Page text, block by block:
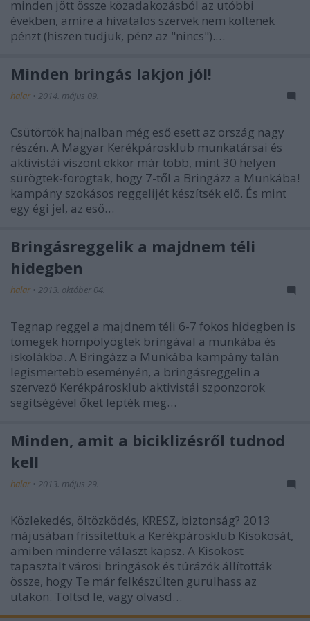
minden jött össze közadakozásból az utóbbi
években, amire a hivatalos szervek nem költenek
pénzt (hiszen tudjuk, pénz az "nincs").…
Minden bringás lakjon jól!
halar • 2014. május 09.
Csütörtök hajnalban még eső esett az ország nagy
részén. A Magyar Kerékpárosklub munkatársai és
aktivistái viszont ekkor már több, mint 30 helyen
sürögtek-forogtak, hogy 7-től a Bringázz a Munkába!
kampány szokásos reggelijét készítsék elő. És mint
egy égi jel, az eső…
Bringásreggelik a majdnem téli
hidegben
halar • 2013. október 04.
Tegnap reggel a majdnem téli 6-7 fokos hidegben is
tömegek hömpölyögtek bringával a munkába és
iskolákba. A Bringázz a Munkába kampány talán
legismertebb eseményén, a bringásreggelin a
szervező Kerékpárosklub aktivistái szponzorok
segítségével őket lepték meg…
Minden, amit a biciklizésről tudnod
kell
halar • 2013. május 29.
Közlekedés, öltözködés, KRESZ, biztonság? 2013
májusában frissítettük a Kerékpárosklub Kisokosát,
amiben minderre választ kapsz. A Kisokost
tapasztalt városi bringások és túrázók állították
össze, hogy Te már felkészülten gurulhass az
utakon. Töltsd le, vagy olvasd…